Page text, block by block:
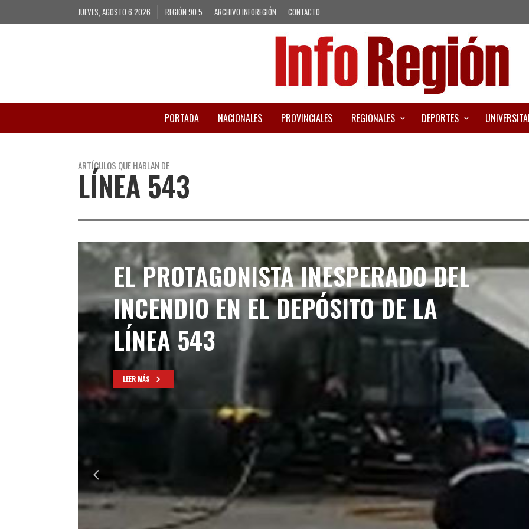
JUEVES, AGOSTO 6 2026 REGIÓN 90.5 ARCHIVO INFOREGIÓN CONTACTO
PORTADA NACIONALES PROVINCIALES REGIONALES DEPORTES
ARTÍCULOS QUE HABLAN DE
LÍNEA 543
EL PROTAGONISTA INESPERADO DEL
INCENDIO EN EL DEPÓSITO DE LA
LÍNEA 543
LEER MÁS